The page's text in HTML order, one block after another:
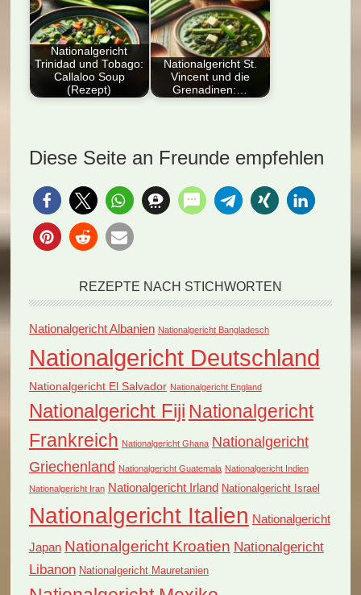
ein umfassendes
Rezept für das
traditionelle
karibische…
Nationalgericht
Guyana: Callaloo
Soup! Unser Rezept
vereint…
Nationalgericht
Trinidad und Tobago:
Callaloo Soup
(Rezept)
Callaloo Soup
(Rezept).…
Nationalgericht St.
Vincent und die
Grenadinen:…
Vincent und die
Grenadinen:…
Diese Seite an Freunde empfehlen
REZEPTE NACH STICHWORTEN
Nationalgericht Albanien Nationalgericht Bangladesch
Nationalgericht Deutschland
Nationalgericht El Salvador Nationalgericht England
Nationalgericht Fiji Nationalgericht
Frankreich Nationalgericht Ghana Nationalgericht
Griechenland Nationalgericht Guatemala Nationalgericht Indien
Nationalgericht Iran Nationalgericht Irland Nationalgericht Israel
Nationalgericht Italien Nationalgericht
Japan Nationalgericht Kroatien Nationalgericht
Libanon Nationalgericht Mauretanien